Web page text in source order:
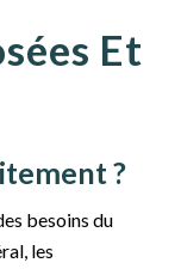
Et
?
besoins du
les